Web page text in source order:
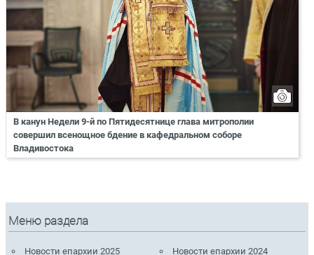
В канун Недели 9-й по Пятидесятнице глава митрополии
совершил всенощное бдение в кафедральном соборе
Владивостока
Меню раздела
Новости епархии 2025
Новости епархии 2024